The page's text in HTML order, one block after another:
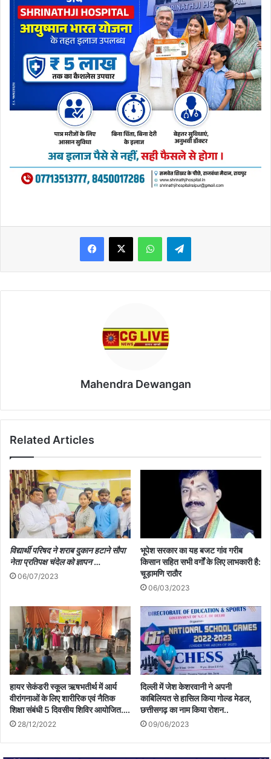
WhatsAppTelegram
Mahendra Dewangan
Related Articles
विद्यार्थी परिषद ने शराब दुकान हटाने सौपा
नेता प्रतिपक्ष चंदेल को ज्ञापन…
06/07/2023
भूपेश सरकार का यह बजट गांव गरीब
किसान सहित सभी वर्गों के लिए लाभकारी है:
चूड़ामणि राठौर
06/03/2023
हायर सेकंडरी स्कूल ऋषभतीर्थ में आर्य
वीरांगनाओं के लिए शारीरिक एवं नैतिक
शिक्षा संबंधी 5 दिवसीय शिविर आयोजित….
28/12/2022
दिल्ली में जेश केशरवानी ने अपनी
काबिलियत से हासिल किया गोल्ड मेडल,
छत्तीसगढ़ का नाम किया रोशन..
09/06/2023